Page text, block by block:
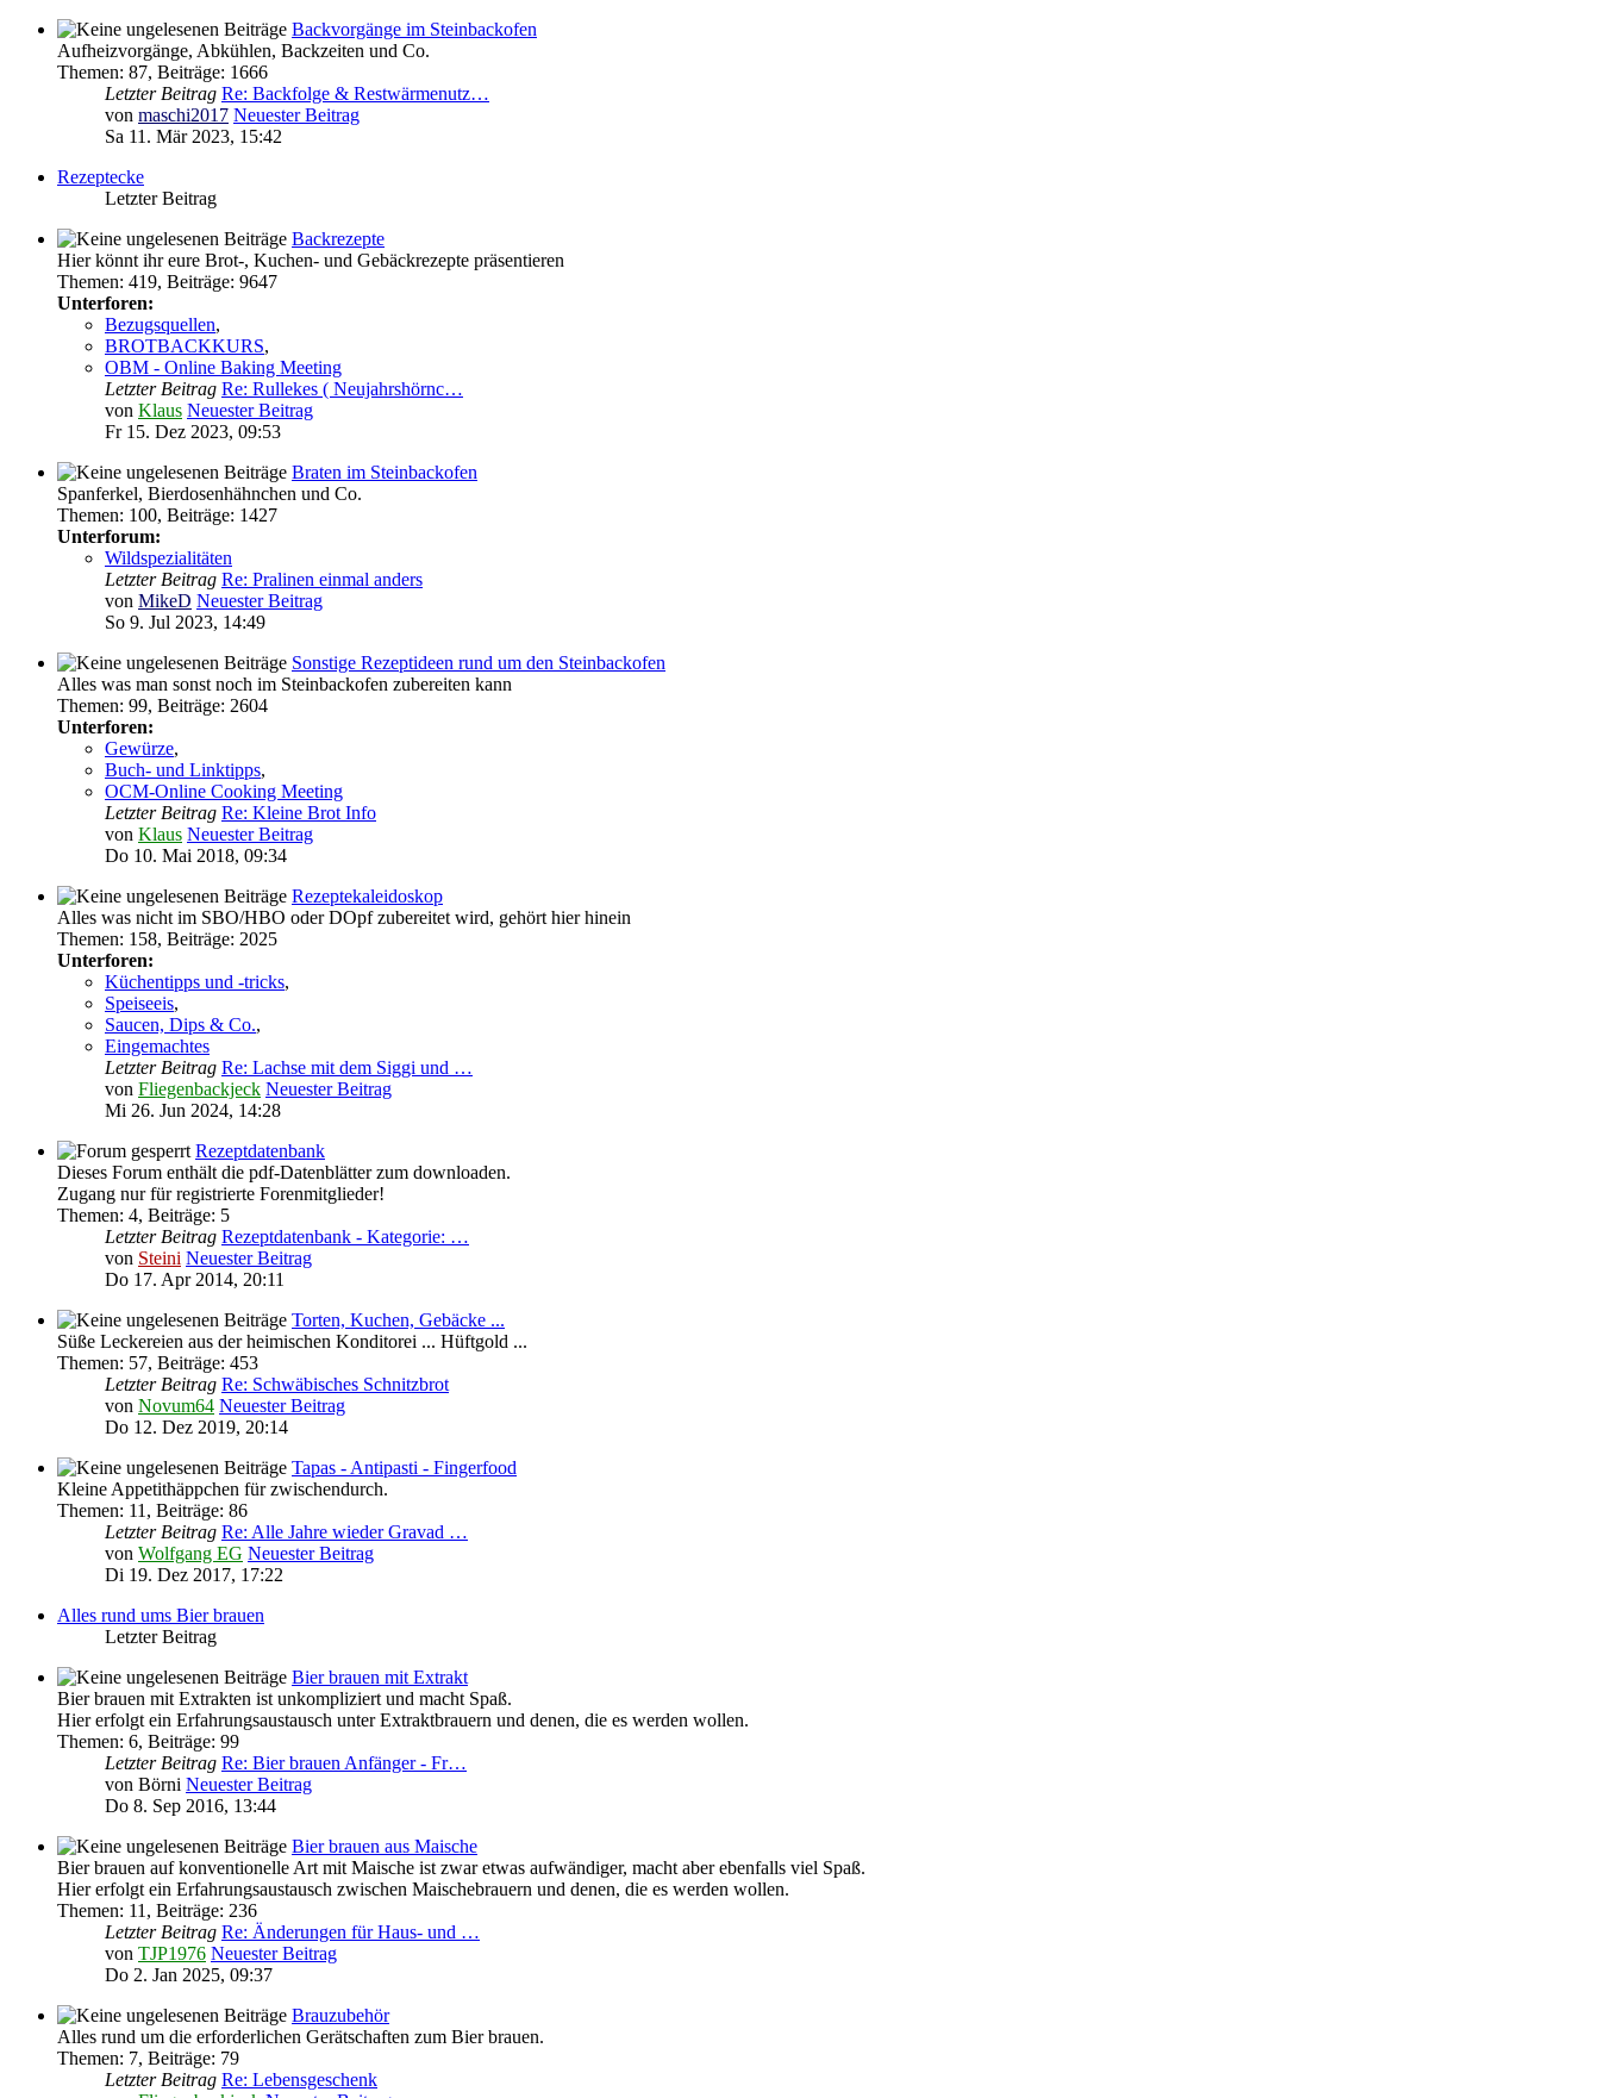
Backvorgänge im Steinbackofen
Aufheizvorgänge, Abkühlen, Backzeiten und Co.
Themen: 87, Beiträge: 1666
Letzter Beitrag Re: Backfolge & Restwärmenutz…
von maschi2017 Neuester Beitrag
Sa 11. Mär 2023, 15:42
Rezeptecke
Letzter Beitrag
Backrezepte
Hier könnt ihr eure Brot-, Kuchen- und Gebäckrezepte präsentieren
Themen: 419, Beiträge: 9647
Unterforen:
Bezugsquellen,
BROTBACKKURS,
OBM - Online Baking Meeting
Letzter Beitrag Re: Rullekes ( Neujahrshörnc…
von Klaus Neuester Beitrag
Fr 15. Dez 2023, 09:53
Braten im Steinbackofen
Spanferkel, Bierdosenhähnchen und Co.
Themen: 100, Beiträge: 1427
Unterforum:
Wildspezialitäten
Letzter Beitrag Re: Pralinen einmal anders
von MikeD Neuester Beitrag
So 9. Jul 2023, 14:49
Sonstige Rezeptideen rund um den Steinbackofen
Alles was man sonst noch im Steinbackofen zubereiten kann
Themen: 99, Beiträge: 2604
Unterforen:
Gewürze,
Buch- und Linktipps,
OCM-Online Cooking Meeting
Letzter Beitrag Re: Kleine Brot Info
von Klaus Neuester Beitrag
Do 10. Mai 2018, 09:34
Rezeptekaleidoskop
Alles was nicht im SBO/HBO oder DOpf zubereitet wird, gehört hier hinein
Themen: 158, Beiträge: 2025
Unterforen:
Küchentipps und -tricks,
Speiseeis,
Saucen, Dips & Co.,
Eingemachtes
Letzter Beitrag Re: Lachse mit dem Siggi und …
von Fliegenbackjeck Neuester Beitrag
Mi 26. Jun 2024, 14:28
Rezeptdatenbank
Dieses Forum enthält die pdf-Datenblätter zum downloaden.
Zugang nur für registrierte Forenmitglieder!
Themen: 4, Beiträge: 5
Letzter Beitrag Rezeptdatenbank - Kategorie: …
von Steini Neuester Beitrag
Do 17. Apr 2014, 20:11
Torten, Kuchen, Gebäcke ...
Süße Leckereien aus der heimischen Konditorei ... Hüftgold ...
Themen: 57, Beiträge: 453
Letzter Beitrag Re: Schwäbisches Schnitzbrot
von Novum64 Neuester Beitrag
Do 12. Dez 2019, 20:14
Tapas - Antipasti - Fingerfood
Kleine Appetithäppchen für zwischendurch.
Themen: 11 , Beiträge: 86
Letzter Beitrag Re: Alle Jahre wieder Gravad …
von Wolfgang EG Neuester Beitrag
Di 19. Dez 2017, 17:22
Alles rund ums Bier brauen
Letzter Beitrag
Bier brauen mit Extrakt
Bier brauen mit Extrakten ist unkompliziert und macht Spaß.
Hier erfolgt ein Erfahrungsaustausch unter Extraktbrauern und denen, die es werden wollen.
Themen: 6, Beiträge: 99
Letzter Beitrag Re: Bier brauen Anfänger - Fr…
von Börni Neuester Beitrag
Do 8. Sep 2016, 13:44
Bier brauen aus Maische
Bier brauen auf konventionelle Art mit Maische ist zwar etwas aufwändiger, macht aber ebenfalls viel Spaß.
Hier erfolgt ein Erfahrungsaustausch zwischen Maischebrauern und denen, die es werden wollen.
Themen: 11 , Beiträge: 236
Letzter Beitrag Re: Änderungen für Haus- und …
von TJP1976 Neuester Beitrag
Do 2. Jan 2025, 09:37
Brauzubehör
Alles rund um die erforderlichen Gerätschaften zum Bier brauen.
Themen: 7, Beiträge: 79
Letzter Beitrag Re: Lebensgeschenk